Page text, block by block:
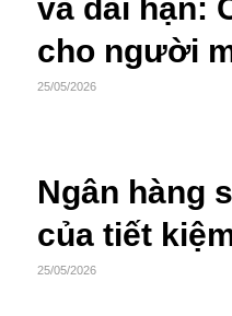
và dài hạn:
cho người
25/05/2026
Ngân hàng
của tiết
25/05/2026